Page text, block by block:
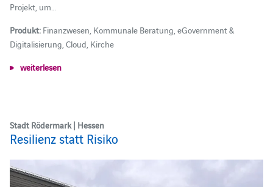
Projekt, um…
Produkt:Finanzwesen, Kommunale Beratung, eGovernment &
Digitalisierung, Cloud, Kirche
weiterlesen
Stadt Rödermark | Hessen
Resilienz statt Risiko